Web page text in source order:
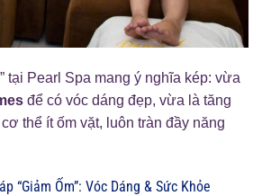
tại Pearl Spa mang ý nghĩa kép: vừa
để có vóc dáng đẹp, vừa là tăng
thể ít ốm vặt, luôn tràn đầy năng
“Giảm Ốm”: Vóc Dáng & Sức Khỏe